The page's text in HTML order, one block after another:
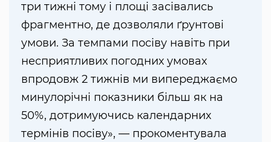
три тижні тому і площі засівались
фрагментно, де дозволяли ґрунтові
умови. За темпами посіву навіть при
несприятливих погодних умовах
впродовж 2 тижнів ми випереджаємо
минулорічні показники більш як на
50%, дотримуючись календарних
термінів посіву», — прокоментувала